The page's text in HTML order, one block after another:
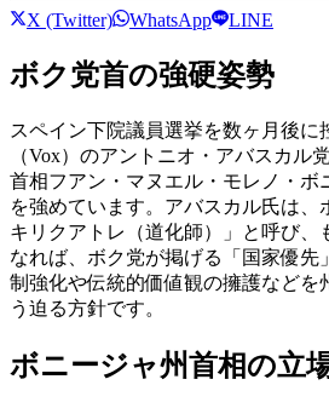
X (Twitter) WhatsApp LINE
ボク党首の強硬姿勢
スペイン下院議員選挙を数ヶ月後に
（Vox）のアントニオ・アバスカル
首相フアン・マヌエル・モレノ・ボ
を強めています。アバスカル氏は、
キリクアトレ（道化師）」と呼び、
なれば、ボク党が掲げる「国家優先
制強化や伝統的価値観の擁護などを
う迫る方針です。
ボニージャ州首相の立